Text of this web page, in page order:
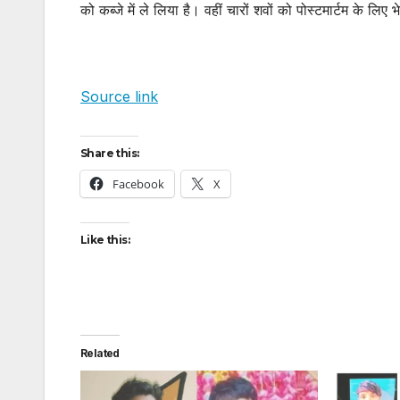
को कब्जे में ले लिया है। वहीं चारों शवों को पोस्टमार्टम के
Source link
Share this:
Facebook X
Like this:
Related